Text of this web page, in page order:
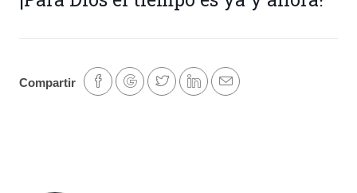
Compartir